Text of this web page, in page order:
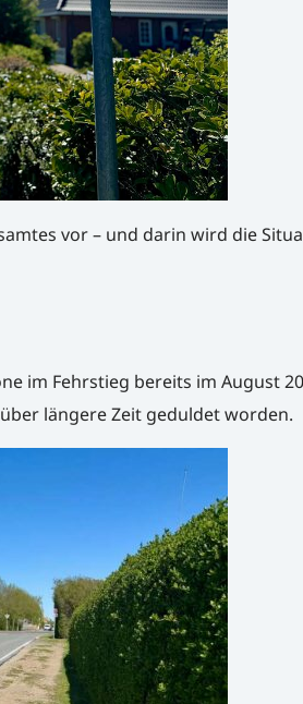
vor – und darin wird die
im Fehrstieg bereits im August
längere Zeit geduldet worden.